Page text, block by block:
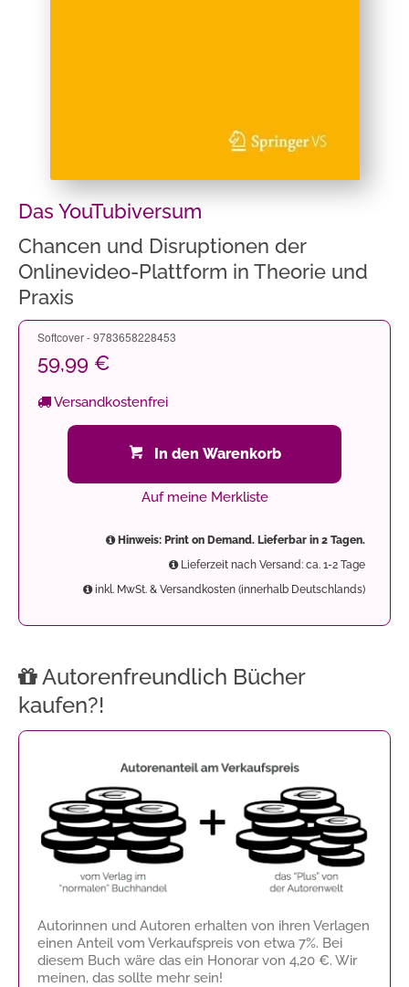
Das YouTubiversum
Chancen und Disruptionen der
Onlinevideo-Plattform in Theorie und
Praxis
Softcover - 9783658228453
59,99 €
Versandkostenfrei
In den Warenkorb
Auf meine Merkliste
Hinweis: Print on Demand. Lieferbar in 2 Tagen.
Lieferzeit nach Versand: ca. 1-2 Tage
inkl. MwSt. & Versandkosten (innerhalb Deutschlands)
Autorenfreundlich Bücher
kaufen?!
Autorinnen und Autoren erhalten von ihren Verlagen
einen Anteil vom Verkaufspreis von etwa 7%. Bei
diesem Buch wäre das ein Honorar von 4,20 €. Wir
meinen, das sollte mehr sein!